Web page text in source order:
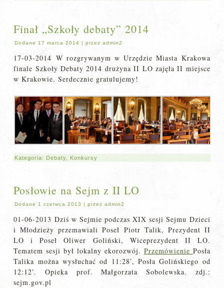
Finał „Szkoły debaty” 2014
Dodane 17 marca 2014 |przez admin2
17-03-2014 W rozgrywanym w Urzędzie Miasta Krakowa
finale Szkoły Debaty 2014 drużyna II LO zajęła II miejsce
w Krakowie. Serdecznie gratulujemy!
Kategoria: Debaty Konkursy
Posłowie na Sejm z II LO
Dodane 1 czerwca 2013 |przez admin2
01-06-2013 Dziś w Sejmie podczas XIX sesji Sejmu Dzieci
i Młodzieży przemawiali Poseł Piotr Talik, Prezydent II
LO i Poseł Oliwer Goliński, Wiceprezydent II LO.
Tematem sesji był lokalny ekorozwój. Przemówienie Posła
Talika można wysłuchać od 11:28′, Posła Golińskiego od
12:12′. Opieka prof. Małgorzata Sobolewska. zdj.:
sejm.gov.pl